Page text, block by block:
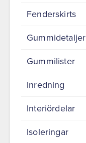
Fenderskirts
Gummidetaljer
Gummilister
Inredning
Interiördelar
Isoleringar